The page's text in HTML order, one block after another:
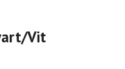
Vit